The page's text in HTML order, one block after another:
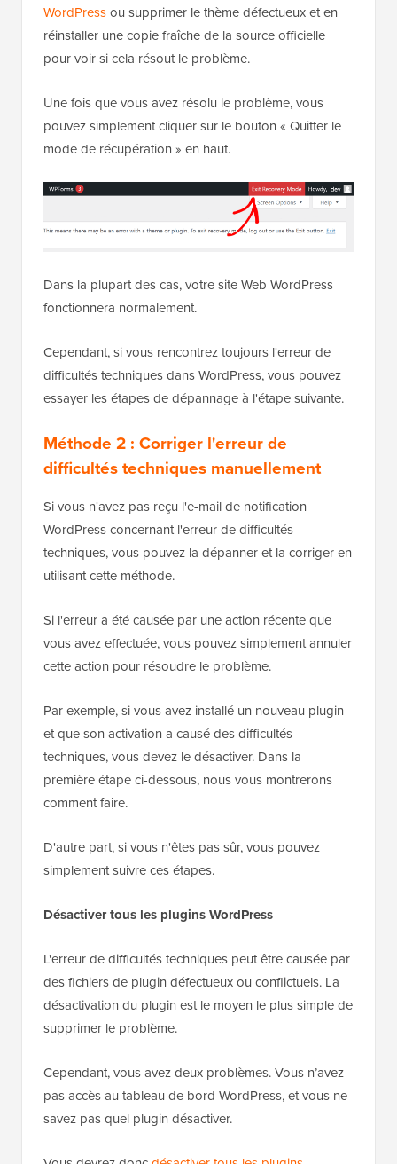
WordPressou supprimer le thème défectueux et en
réinstaller une copie fraîche de la source officielle
pour voir si cela résout le problème.
Une fois que vous avez résolu le problème, vous
pouvez simplement cliquer sur le bouton « Quitter le
mode de récupération » en haut.
Dans la plupart des cas, votre site Web WordPress
fonctionnera normalement.
Cependant, si vous rencontrez toujours l'erreur de
difficultés techniques dans WordPress, vous pouvez
essayer les étapes de dépannage à l'étape suivante.
Méthode 2 : Corriger l'erreur de
difficultés techniques manuellement
Si vous n'avez pas reçu l'e-mail de notification
WordPress concernant l'erreur de difficultés
techniques, vous pouvez la dépanner et la corriger en
utilisant cette méthode.
Si l'erreur a été causée par une action récente que
vous avez effectuée, vous pouvez simplement annuler
cette action pour résoudre le problème.
Par exemple, si vous avez installé un nouveau plugin
et que son activation a causé des difficultés
techniques, vous devez le désactiver. Dans la
première étape ci-dessous, nous vous montrerons
comment faire.
D'autre part, si vous n'êtes pas sûr, vous pouvez
simplement suivre ces étapes.
Désactiver tous les plugins WordPress
L'erreur de difficultés techniques peut être causée par
des fichiers de plugin défectueux ou conflictuels. La
désactivation du plugin est le moyen le plus simple de
supprimer le problème.
Cependant, vous avez deux problèmes. Vous n’avez
pas accès au tableau de bord WordPress, et vous ne
savez pas quel plugin désactiver.